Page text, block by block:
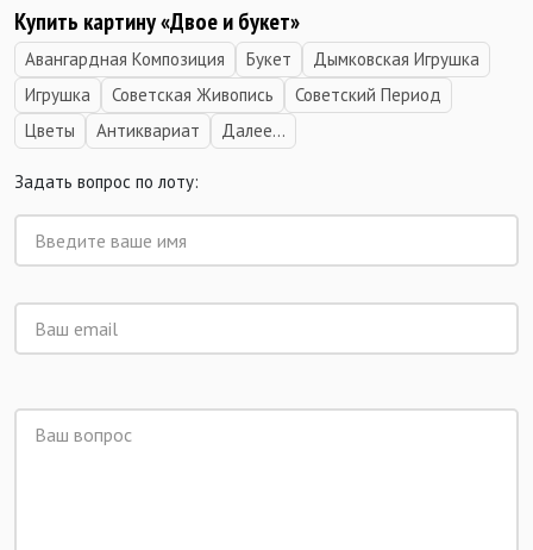
Купить картину «Двое и букет»
Авангардная Композиция Букет
Дымковская Игрушка
Игрушка
Советская Живопись
Советский Период
Цветы
Антиквариат Далее...
Задать вопрос по лоту: